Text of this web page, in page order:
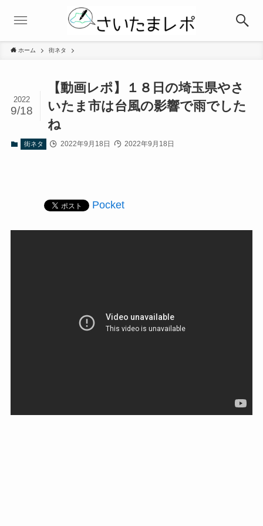
ホーム 街ネタ
【動画レポ】１８日の埼玉県やさ
いたま市は台風の影響で雨でした
ね
2022
9/18
街ネタ 2022年9月18日 2022年9月18日
Pocket